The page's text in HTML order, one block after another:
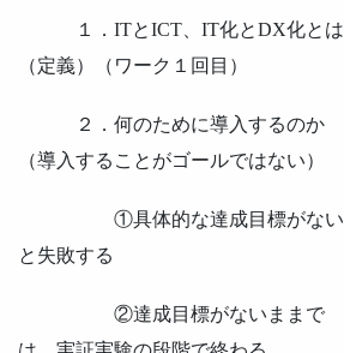
１．ITとICT、IT化とDX化とは
（定義）（ワーク１回目）
２．何のために導入するのか
（導入することがゴールではない）
①具体的な達成目標がない
と失敗する
②達成目標がないままで